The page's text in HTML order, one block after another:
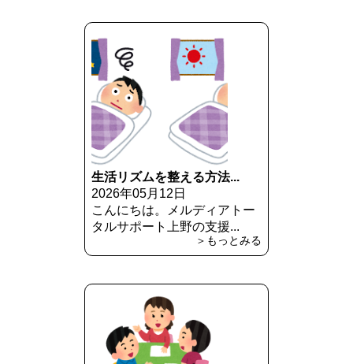
生活リズムを整える方法...
2026年05月12日
こんにちは。メルディアトー
タルサポート上野の支援...
＞もっとみる